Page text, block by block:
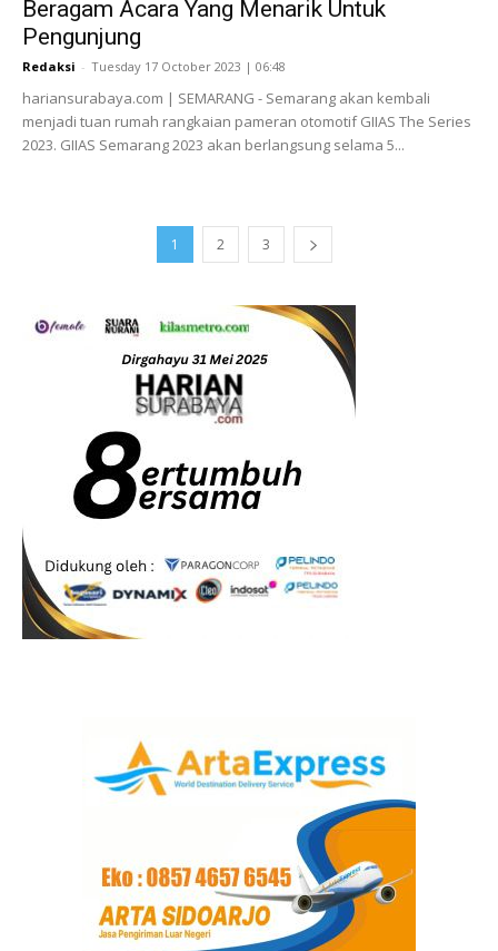
Beragam Acara Yang Menarik Untuk
Pengunjung
Redaksi - Tuesday 17 October 2023 | 06:48
hariansurabaya.com | SEMARANG - Semarang akan kembali
menjadi tuan rumah rangkaian pameran otomotif GIIAS The Series
2023. GIIAS Semarang 2023 akan berlangsung selama 5...
1 2 3